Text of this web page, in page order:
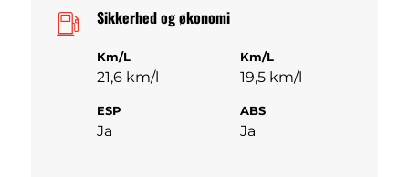
Sikkerhed og økonomi
Km/L
21,6 km/l
Km/L
19,5 km/l
ESP
Ja
ABS
Ja